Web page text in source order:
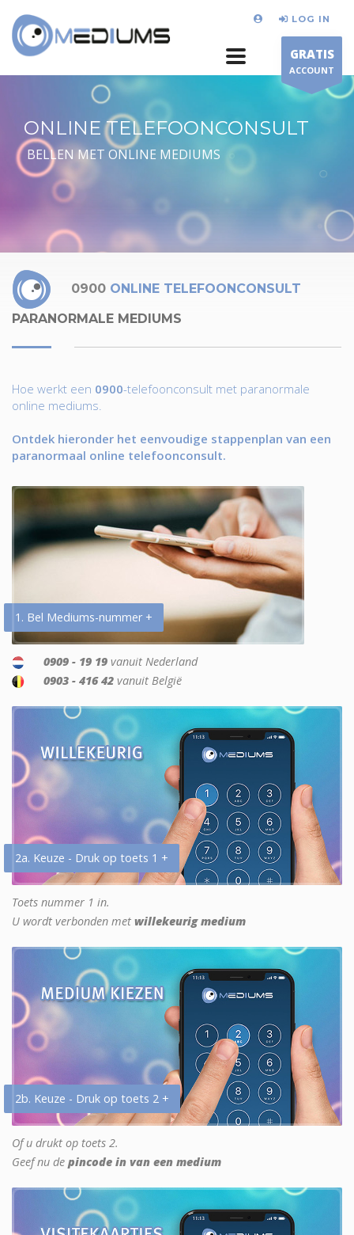
LOG IN
GRATIS
ACCOUNT
ONLINE TELEFOONCONSULT
BELLEN MET ONLINE MEDIUMS
0900 ONLINE TELEFOONCONSULT
PARANORMALE MEDIUMS
Hoe werkt een 0900-telefoonconsult met paranormale
online mediums.
Ontdek hieronder het eenvoudige stappenplan van een
paranormaal online telefoonconsult.
1. Bel Mediums-nummer +
0909 - 19 19 vanuit Nederland
0903 - 416 42 vanuit België
2a. Keuze - Druk op toets 1 +
Toets nummer 1 in.
U wordt verbonden met willekeurig medium
2b. Keuze - Druk op toets 2 +
Of u drukt op toets 2.
Geef nu de pincode in van een medium